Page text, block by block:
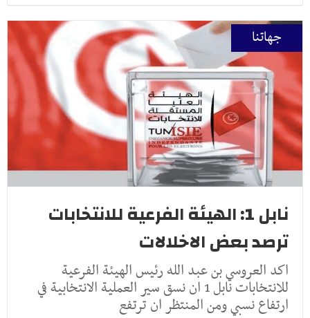
جهاتنا
نابل 1: الهيئة الفرعية للانتخابات
ترصد بعض الاخلالات
اكد العروسي بن عبد الله رئيس الهيئة الفرعية
للانتخابات نابل 1 ان نسق سير العملية الانتخابية في
ارتفاع نسبي ومن المنتظر ان ترتفع